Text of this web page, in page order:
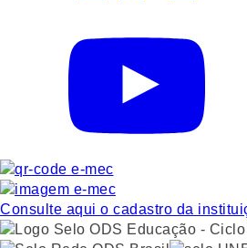
Consulte aqui o cadastro da